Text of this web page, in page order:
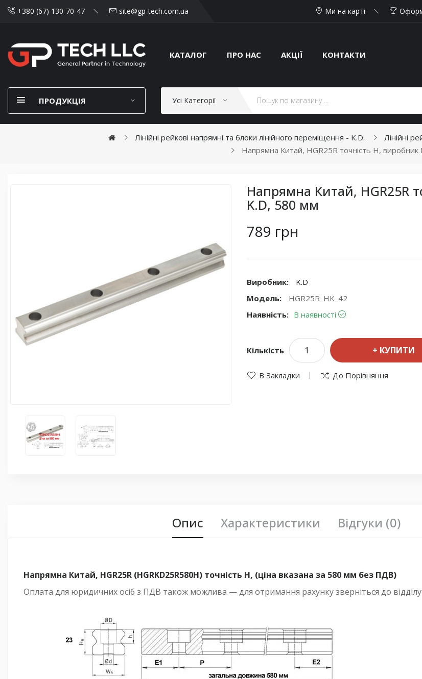
+380 (67) 130-70-47 site@gp-tech.com.ua Ми на карті
КАТАЛОГ ПРО НАС АКЦІЇ КОНТАКТИ
ПРОДУКЦІЯ Усі Категорії
Лінійні рейкові напрямні та блоки лінійного переміщення - K.D.
Лінійні
Напрямна Китай, HGR25R точність H, виробник
Напрямна Китай, HGR25R
K.D, 580 мм
789 грн
Виробник:
K.D
Модель:
HGR25R_HK_42
Наявність: В наявності
Кількість КУПИТИ
В Закладки До Порівняння
Опис Характеристики Відгуки (0)
Напрямна Китай, HGR25R (HGRKD25R580H) точність H, (ціна вказана за 580 мм без ПДВ)
Оплата для юридичних осіб з ПДВ також можлива — для отримання рахунку зверніться до